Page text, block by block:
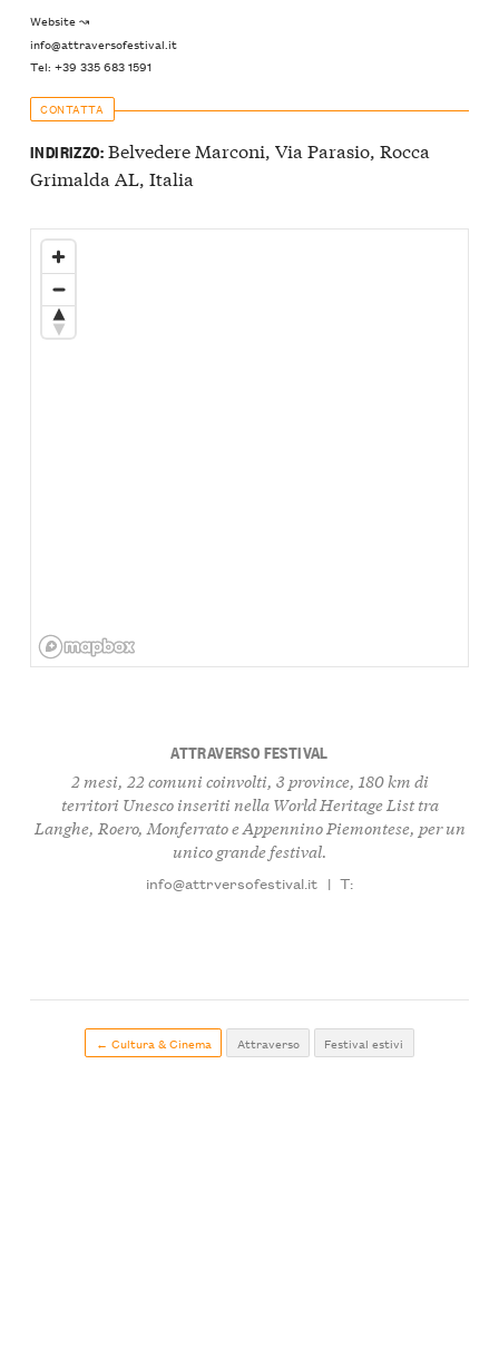
Website ↝
info@attraversofestival.it
Tel: +39 335 683 1591
CONTATTA
INDIRIZZO:Belvedere Marconi, Via Parasio, Rocca
Grimalda AL, Italia
ATTRAVERSO FESTIVAL
2 mesi, 22 comuni coinvolti, 3 province, 180 km di
territori Unesco inseriti nella World Heritage List tra
Langhe, Roero, Monferrato e Appennino Piemontese, per un
unico grande festival.
info@attrversofestival.it | T:
← Cultura & Cinema Attraverso Festival estivi